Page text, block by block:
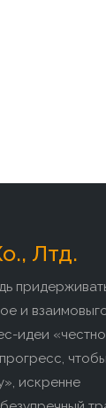
Лтд.
и
идеи
чтобы
искренне